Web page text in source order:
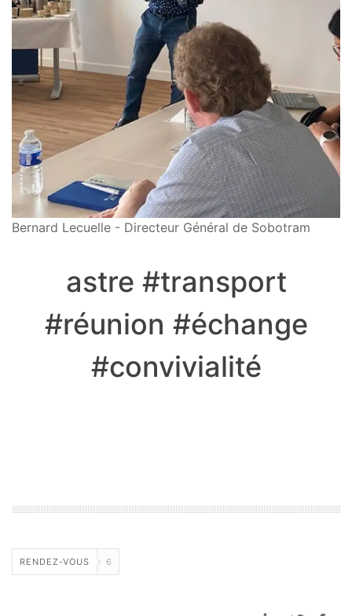
Bernard Lecuelle - Directeur Général de Sobotram
astre #transport
#réunion #échange
#convivialité
RENDEZ-VOUS 6